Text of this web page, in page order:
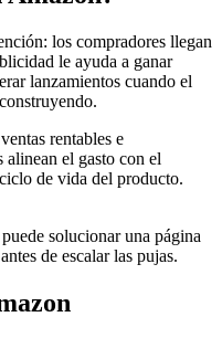
los compradores llegan
le ayuda a ganar
lanzamientos cuando el
rentables e
alinean el gasto con el
de vida del producto.
solucionar una página
de escalar las pujas.